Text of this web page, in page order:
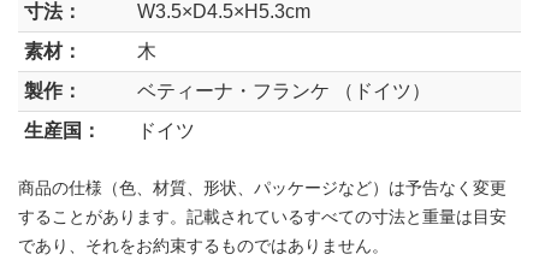
寸法：
W3.5×D4.5×H5.3cm
素材：
木
製作：
ベティーナ・フランケ （ドイツ）
生産国：
ドイツ
商品の仕様（色、材質、形状、パッケージなど）は予告なく変更
することがあります。記載されているすべての寸法と重量は目安
であり、それをお約束するものではありません。